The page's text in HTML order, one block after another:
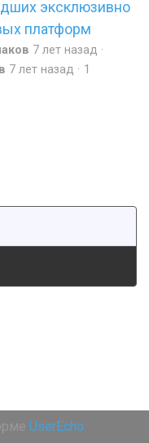
эксклюзивно
платформ
7 лет назад
7 лет назад
1
UserEcho